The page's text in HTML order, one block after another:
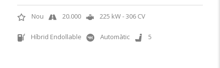
Nou 20.000 225 kW - 306 CV
Híbrid Endollable Automàtic 5